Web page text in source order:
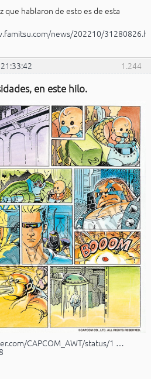
que hablaron de esto es de esta
news/202210/
1.244
en este hilo.
CAPCOM_AWT/status/1 …